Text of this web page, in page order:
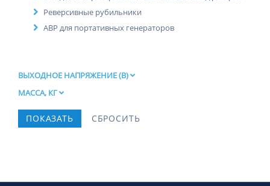
Реверсивные рубильники
АВР для портативных генераторов
ВЫХОДНОЕ НАПРЯЖЕНИЕ (В)
МАССА, КГ